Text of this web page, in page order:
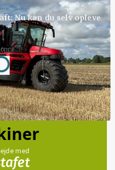
Nu kan du selv opleve
for
med